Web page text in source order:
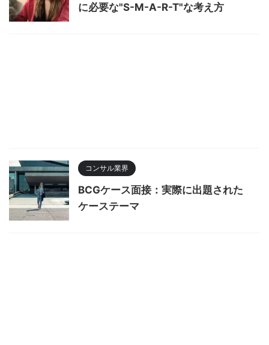
に必要な"S-M-A-R-T"な考え方
コンサル業界
BCGケース面接：実際に出題された
ケーステーマ